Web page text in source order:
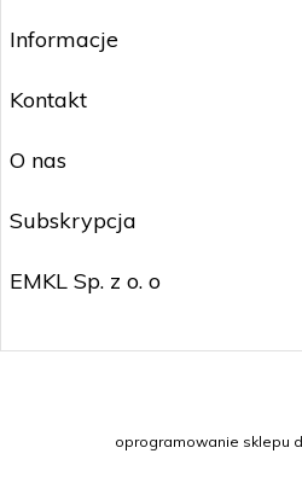
Informacje
Kontakt
O nas
Subskrypcja
EMKL Sp. z o. o
oprogramowanie sklepu